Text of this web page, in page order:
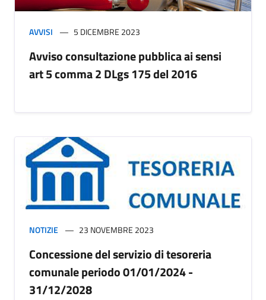
AVVISI 5 DICEMBRE 2023
Avviso consultazione pubblica ai sensi
art 5 comma 2 DLgs 175 del 2016
NOTIZIE 23 NOVEMBRE 2023
Concessione del servizio di tesoreria
comunale periodo 01/01/2024 -
31/12/2028